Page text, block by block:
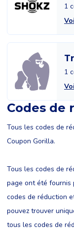
1
1
Codes de
Tous les codes de
Coupon Gorilla.
Tous les codes de
page ont été fournis
codes de réduction
pouvez trouver
tous les codes de